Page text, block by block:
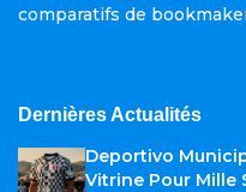
comparatifs de
Dernières Actualités
Deportivo
Vitrine Pour Mille